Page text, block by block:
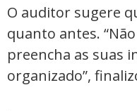
O auditor sugere
quanto antes.
preencha as suas
organizado”,